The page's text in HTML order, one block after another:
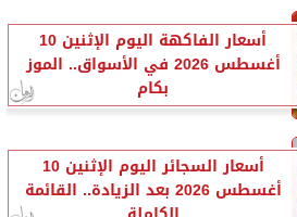
أسعار الفاكهة اليوم الإثنين 10
أغسطس 2026 في الأسواق.. الموز
بكام
أسعار السجائر اليوم الإثنين 10
أغسطس 2026 بعد الزيادة.. القائمة